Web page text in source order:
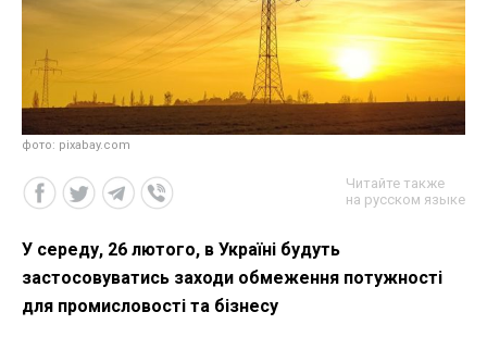
фото: pixabay.com
Читайте также
на русском языке
У середу, 26 лютого, в Україні будуть
застосовуватись заходи обмеження потужності
для промисловості та бізнесу